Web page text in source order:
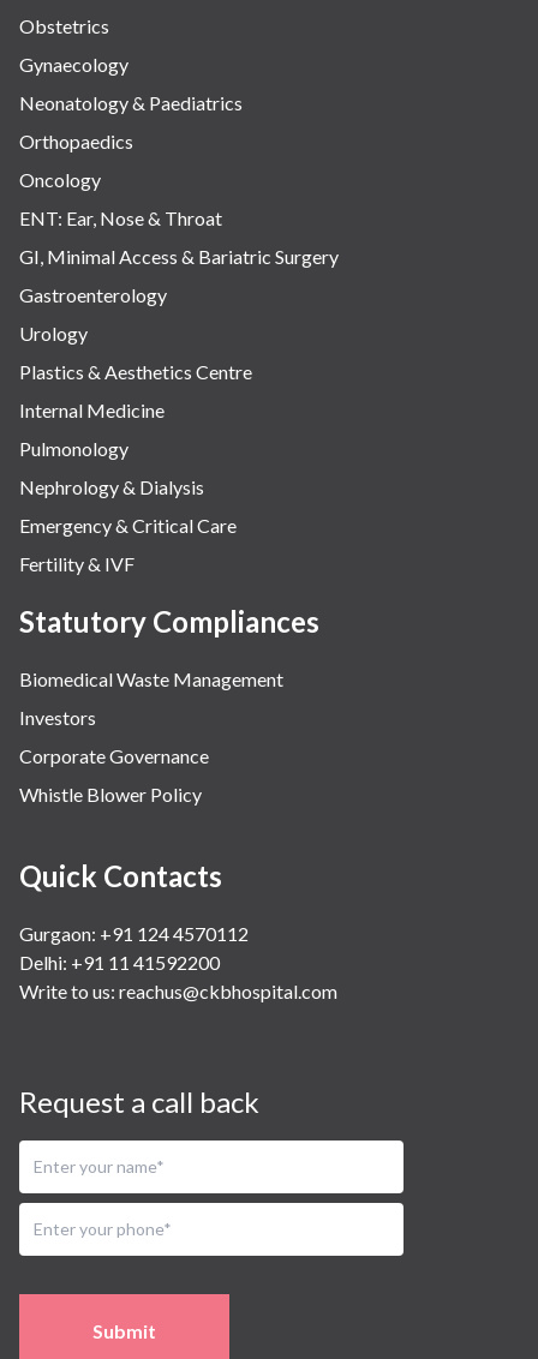
Obstetrics
Gynaecology
Neonatology & Paediatrics
Orthopaedics
Oncology
ENT: Ear, Nose & Throat
GI, Minimal Access & Bariatric Surgery
Gastroenterology
Urology
Plastics & Aesthetics Centre
Internal Medicine
Pulmonology
Nephrology & Dialysis
Emergency & Critical Care
Fertility & IVF
Statutory Compliances
Biomedical Waste Management
Investors
Corporate Governance
Whistle Blower Policy
Quick Contacts
Gurgaon: +91 124 4570112
Delhi: +91 11 41592200
Write to us: reachus@ckbhospital.com
Request a call back
Submit